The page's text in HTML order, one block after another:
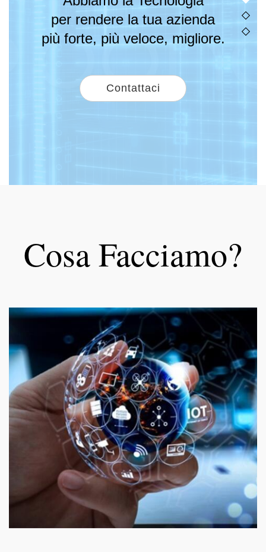
o
n
per rendere la tua azienda
più forte, più veloce, migliore.
Contattaci
Cosa Facciamo?